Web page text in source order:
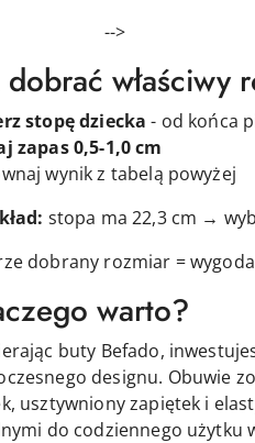
--> 23,6
dobrać właściwy
stopę dziecka - od końca
zapas 0,5-1,0 cm
wynik z tabelą powyżej
stopa ma 22,3 cm →
dobrany rozmiar =
warto?
buty Befado,
designu. Obuwie
usztywniony zapiętek i
do codziennego użytku